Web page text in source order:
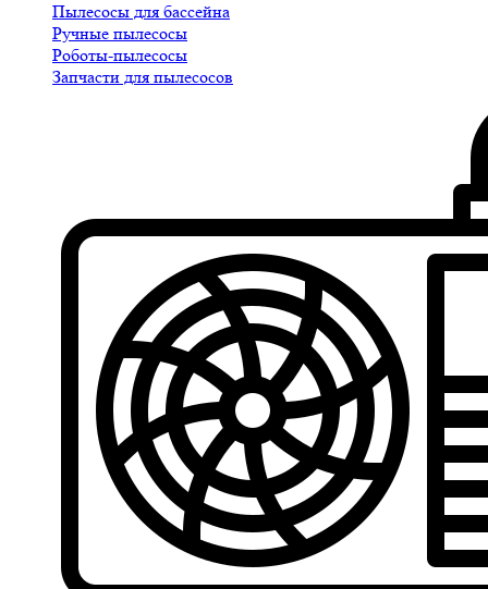
Пылесосы для бассейна
Ручные пылесосы
Роботы-пылесосы
Запчасти для пылесосов